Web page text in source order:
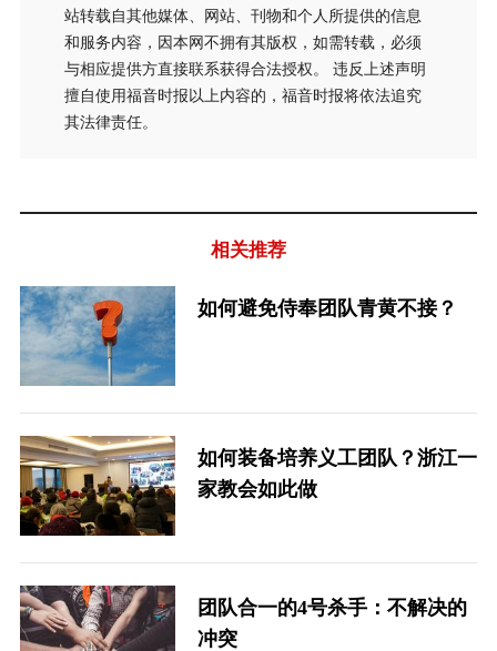
站转载自其他媒体、网站、刊物和个人所提供的信息
和服务内容，因本网不拥有其版权，如需转载，必须
与相应提供方直接联系获得合法授权。 违反上述声明
擅自使用福音时报以上内容的，福音时报将依法追究
其法律责任。
相关推荐
如何避免侍奉团队青黄不接？
如何装备培养义工团队？浙江一
家教会如此做
团队合一的4号杀手：不解决的
冲突